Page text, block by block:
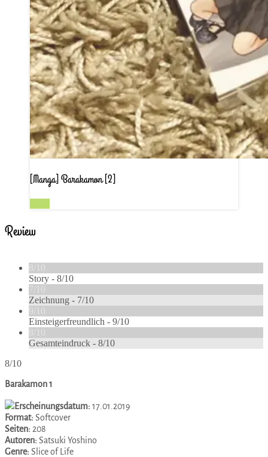
[Manga] Barakamon [2]
Review
8/10
Story - 8/10
7/10
Zeichnung - 7/10
9/10
Einsteigerfreundlich - 9/10
8/10
Gesamteindruck - 8/10
8/10
Barakamon 1
Erscheinungsdatum: 17.01.2019
Format: Softcover
Seiten: 208
Autoren: Satsuki Yoshino
Genre: Slice of Life